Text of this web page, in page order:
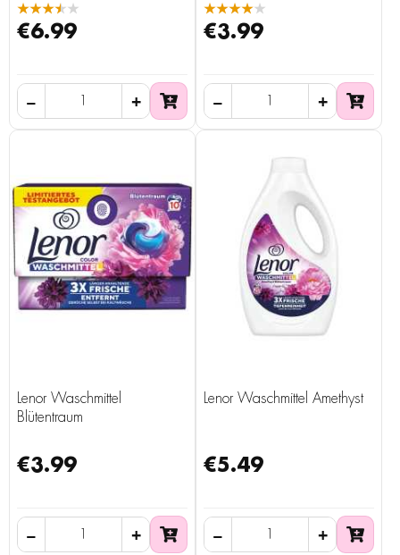
★★★★★
€6.99
★★★★★
€3.99
Lenor Waschmittel
Blütentraum
€3.99
Lenor Waschmittel Amethyst
€5.49